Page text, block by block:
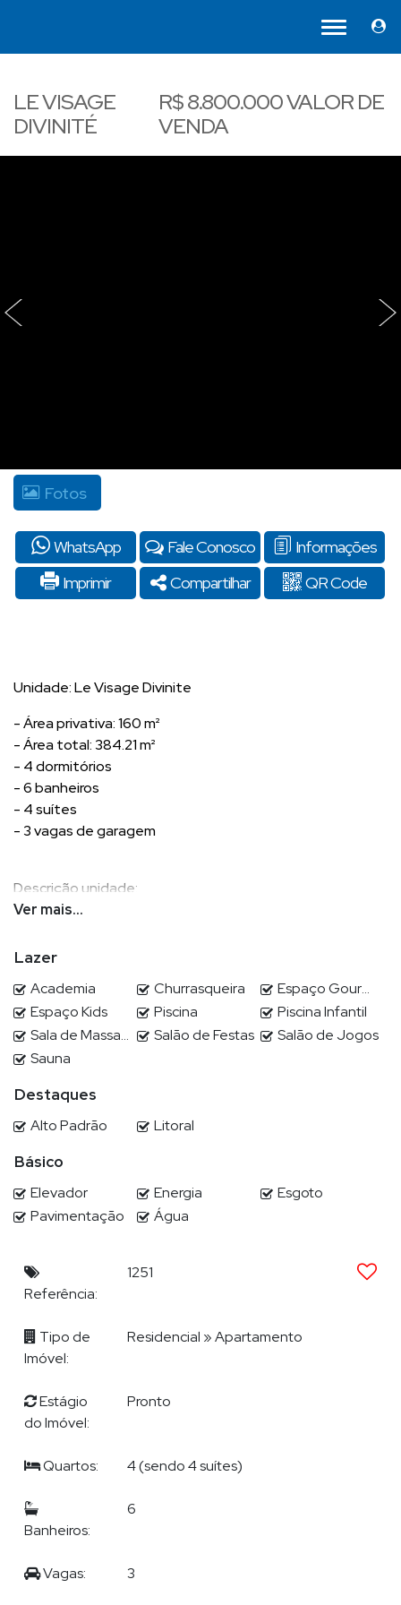
LE VISAGE
DIVINITÉ
R$8.800.000VALOR DE
VENDA
‹ ›
Fotos
WhatsApp Fale Conosco
Informações
Imprimir
Compartilhar QR Code
Unidade: Le Visage Divinite
- Área privativa: 160 m²
- Área total: 384.21 m²
- 4 dormitórios
- 6 banheiros
- 4 suítes
- 3 vagas de garagem
Descrição unidade:
- Living
- Área de Serviço
- Vista Panorâmica
- Aquecimento a Gás
- Lavabo de serviço
- Automação SAVANT
- Home Theater + sonorização
- Finamente mobiliado e decorado
- Persianas automatizadas suites
- Portas com isolamento acustico
Descrição do empreendimento:
- Hidromassagem na piscina
- Academia
- Playground
- Sala de Reunião
- Sauna
- Salão de festas
- Solarium
- Medidores de água, luz e gás individuais
- Pub
- Sala de games
Ver mais...
Lazer
Academia Churrasqueira
Espaço Gourmet
Espaço Kids
Piscina
Piscina Infantil
Sala de Massagem
Salão de Festas
Salão de Jogos
Sauna
Destaques
Alto Padrão Litoral
Básico
Elevador Energia
Esgoto
Pavimentação
Água
Referência:
1251
Tipo de
Imóvel:
Residencial »Apartamento
Estágio
do Imóvel:
Pronto
Quartos: 4 (sendo 4 suítes)
Banheiros:
6
Vagas: 3